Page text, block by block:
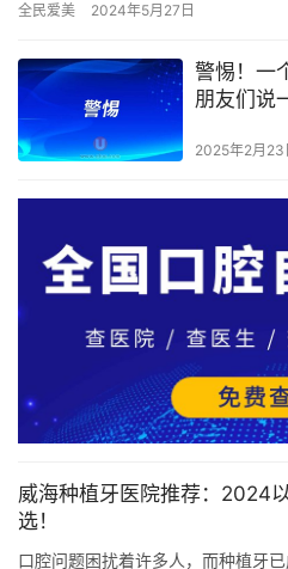
信赖。…
全民爱美 2024年5月27日
警惕！一
朋友们说
2025年2月23
威海种植牙医院推荐：2024
选！
口腔问题困扰着许多人，而种植牙